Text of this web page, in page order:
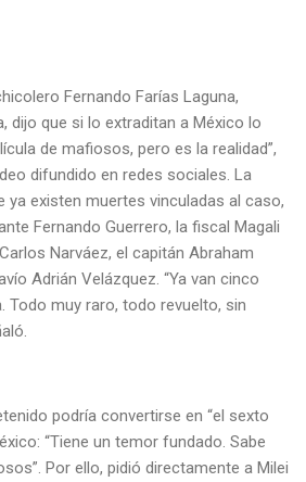
Fernando Farías Laguna,
dijo que si lo extraditan a México lo
de mafiosos, pero es la realidad”,
difundido en redes sociales. La
ya existen muertes vinculadas al caso,
Fernando Guerrero, la fiscal Magali
Narváez, el capitán Abraham
Adrián Velázquez. “Ya van cinco
Todo muy raro, todo revuelto, sin
podría convertirse en “el sexto
“Tiene un temor fundado. Sabe
Por ello, pidió directamente a Milei